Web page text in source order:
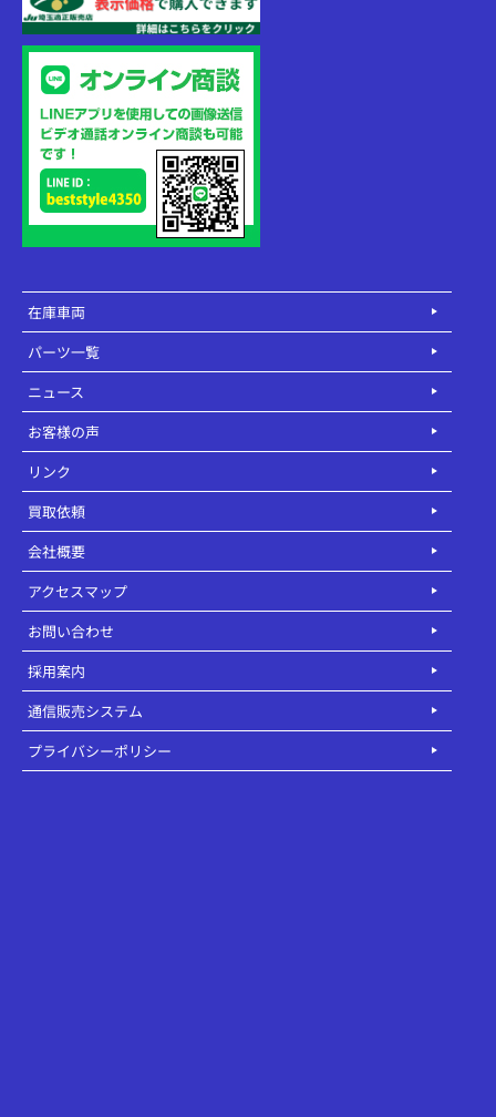
在庫車両
パーツ一覧
ニュース
お客様の声
リンク
買取依頼
会社概要
アクセスマップ
お問い合わせ
採用案内
通信販売システム
プライバシーポリシー